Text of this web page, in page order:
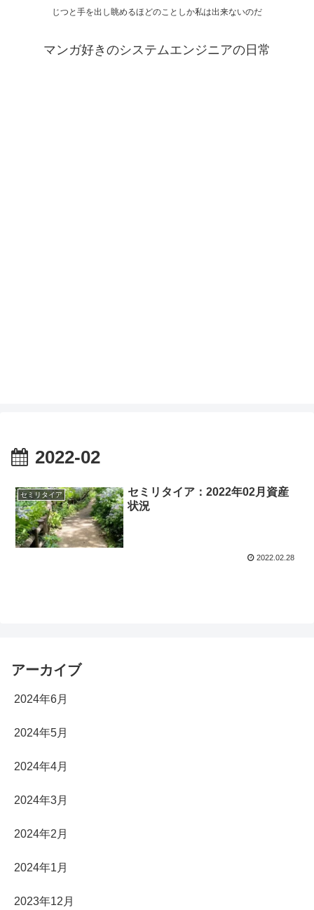
じつと手を出し眺めるほどのことしか私は出来ないのだ
マンガ好きのシステムエンジニアの日常
2022-02
セミリタイア
セミリタイア：2022年02月資産
状況
2022.02.28
アーカイブ
2024年6月
2024年5月
2024年4月
2024年3月
2024年2月
2024年1月
2023年12月